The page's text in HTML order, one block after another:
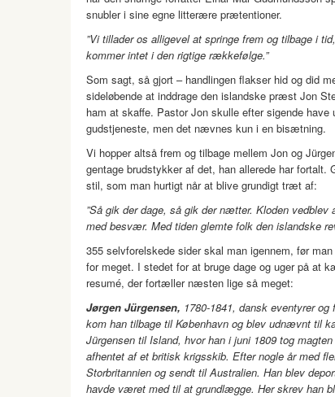
snubler i sine egne litterære prætentioner.
”Vi tillader os alligevel at springe frem og tilbage i
kommer intet i den rigtige rækkefølge.”
Som sagt, så gjort – handlingen flakser hid og did
sideløbende at inddrage den islandske præst Jon
ham at skaffe. Pastor Jon skulle efter sigende
gudstjeneste, men det nævnes kun i en bisætning.
Vi hopper altså frem og tilbage mellem Jon og
gentage brudstykker af det, han allerede har
stil, som man hurtigt når at blive grundigt træt af:
”Så gik der dage, så gik der nætter. Kloden
med besvær. Med tiden glemte folk den islandske
355 selvforelskede sider skal man igennem, før
for meget. I stedet for at bruge dage og uger på at
resumé, der fortæller næsten lige så meget:
Jørgen Jürgensen, 1780-1841, dansk eventyrer
kom han tilbage til København og blev udnævnt til
Jürgensen til Island, hvor han i juni 1809 tog
afhentet af et britisk krigsskib. Efter nogle år med
Storbritannien og sendt til Australien. Han blev
havde været med til at grundlægge. Her skrev han